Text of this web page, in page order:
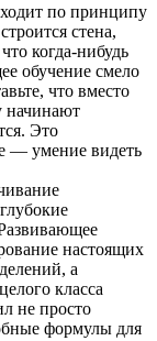
по принципу
стена,
когда-нибудь
обучение смело
что вместо
начинают
Это
— умение видеть
настоящих
а
класса
не просто
формулы для